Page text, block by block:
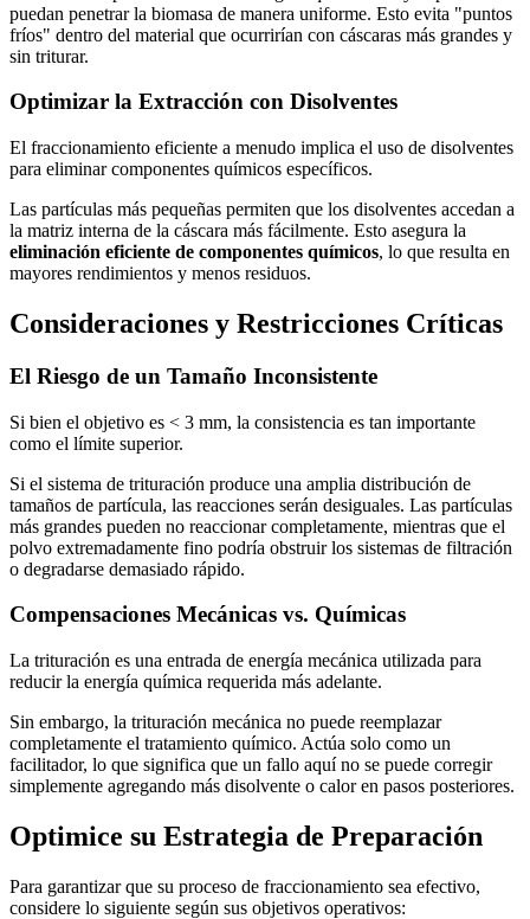
puedan penetrar la biomasa de manera uniforme. Esto evita "puntos
fríos" dentro del material que ocurrirían con cáscaras más grandes y
sin triturar.
Optimizar la Extracción con Disolventes
El fraccionamiento eficiente a menudo implica el uso de disolventes
para eliminar componentes químicos específicos.
Las partículas más pequeñas permiten que los disolventes accedan a
la matriz interna de la cáscara más fácilmente. Esto asegura la
eliminación eficiente de componentes químicos, lo que resulta en
mayores rendimientos y menos residuos.
Consideraciones y Restricciones Críticas
El Riesgo de un Tamaño Inconsistente
Si bien el objetivo es < 3 mm, la consistencia es tan importante
como el límite superior.
Si el sistema de trituración produce una amplia distribución de
tamaños de partícula, las reacciones serán desiguales. Las partículas
más grandes pueden no reaccionar completamente, mientras que el
polvo extremadamente fino podría obstruir los sistemas de filtración
o degradarse demasiado rápido.
Compensaciones Mecánicas vs. Químicas
La trituración es una entrada de energía mecánica utilizada para
reducir la energía química requerida más adelante.
Sin embargo, la trituración mecánica no puede reemplazar
completamente el tratamiento químico. Actúa solo como un
facilitador, lo que significa que un fallo aquí no se puede corregir
simplemente agregando más disolvente o calor en pasos posteriores.
Optimice su Estrategia de Preparación
Para garantizar que su proceso de fraccionamiento sea efectivo,
considere lo siguiente según sus objetivos operativos: